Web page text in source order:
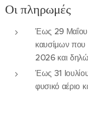
Οι πληρωμές
Έως 29 Μαΐου
καυσίμων που
2026 και
Έως 31
φυσικό αέριο